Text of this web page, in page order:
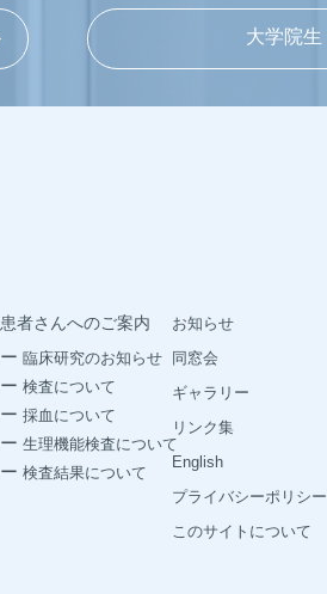
大学院生
患者さんへのご案内
臨床研究のお知らせ
検査について
採血について
生理機能検査について
検査結果について
お知らせ
同窓会
ギャラリー
リンク集
English
プライバシーポリシー
このサイトについて